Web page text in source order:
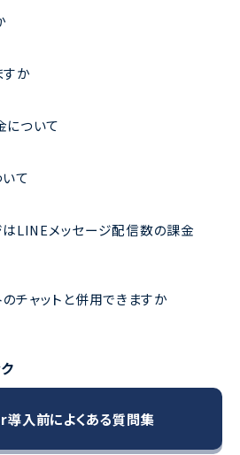
か
ついて
て
LINEメッセージ配信数の課金
チャットと併用できますか
入前によくある質問集